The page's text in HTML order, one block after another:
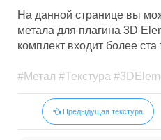
На данной странице вы
метала для плагина 3D
комплект входит более ста
#Метал #Текстура
Предыдущая текстура